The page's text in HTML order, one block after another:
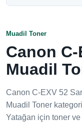
Muadil Toner
Canon C-
Muadil
Canon C-EXV 52
Muadil Toner
Yatağan için toner